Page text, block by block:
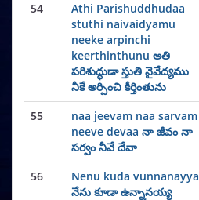
54
Athi Parishuddhudaa
stuthi naivaidyamu
neeke arpinchi
keerthinthunu అతి
పరిశుద్ధుడా స్తుతి నైవేద్యము
నీకే అర్పించి కీర్తింతును
55
naa jeevam naa sarvam
neeve devaa నా జీవం నా
సర్వం నీవే దేవా
56
Nenu kuda vunnanayya
నేను కూడా ఉన్నానయ్య